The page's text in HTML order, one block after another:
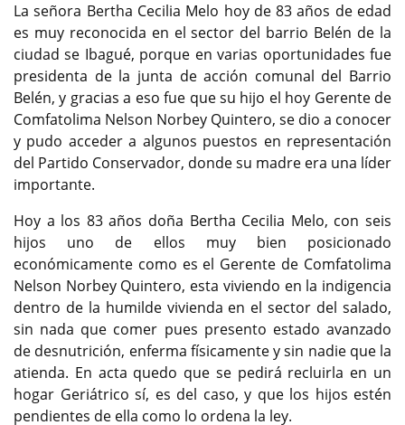
La señora Bertha Cecilia Melo hoy de 83 años de edad
es muy reconocida en el sector del barrio Belén de la
ciudad se Ibagué, porque en varias oportunidades fue
presidenta de la junta de acción comunal del Barrio
Belén, y gracias a eso fue que su hijo el hoy Gerente de
Comfatolima Nelson Norbey Quintero, se dio a conocer
y pudo acceder a algunos puestos en representación
del Partido Conservador, donde su madre era una líder
importante.
Hoy a los 83 años doña Bertha Cecilia Melo, con seis
hijos uno de ellos muy bien posicionado
económicamente como es el Gerente de Comfatolima
Nelson Norbey Quintero, esta viviendo en la indigencia
dentro de la humilde vivienda en el sector del salado,
sin nada que comer pues presento estado avanzado
de desnutrición, enferma físicamente y sin nadie que la
atienda. En acta quedo que se pedirá recluirla en un
hogar Geriátrico sí, es del caso, y que los hijos estén
pendientes de ella como lo ordena la ley.